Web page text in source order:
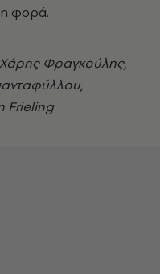
φορά.
Φραγκούλης,
Frieling